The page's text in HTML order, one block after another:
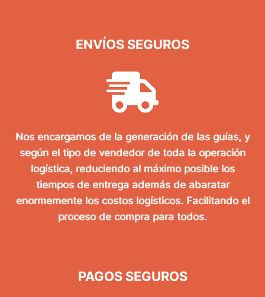
ENVÍOS SEGUROS
Nos encargamos de la generación de las guías, y
según el tipo de vendedor de toda la operación
logística, reduciendo al máximo posible los
tiempos de entrega además de abaratar
enormemente los costos logísticos. Facilitando el
proceso de compra para todos.
PAGOS SEGUROS